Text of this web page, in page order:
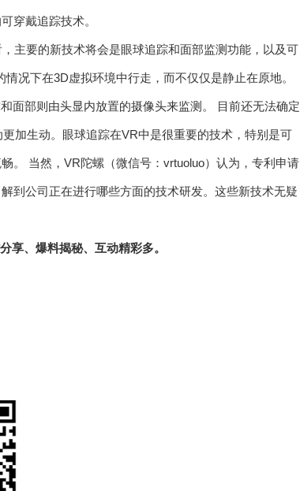
穿戴追踪技术。
主要的新技术将会是眼球追踪和面部监测功能，以及可
况下在3D虚拟环境中行走，而不仅仅是静止在原地。
面部则由头显内放置的摄像头来监测。 目前还无法确定
加生动。眼球追踪在VR中是很重要的技术，特别是可
。 当然，VR陀螺（微信号：vrtuoluo）认为，专利申请
到公司正在进行哪些方面的技术研发。这些新技术无疑
享、爆料揭秘、互动精彩多。